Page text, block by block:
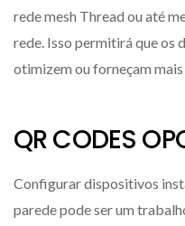
rede mesh Thread ou até
rede. Isso permitirá que os
otimizem ou forneçam
QR CODES
Configurar dispositivos
parede pode ser um